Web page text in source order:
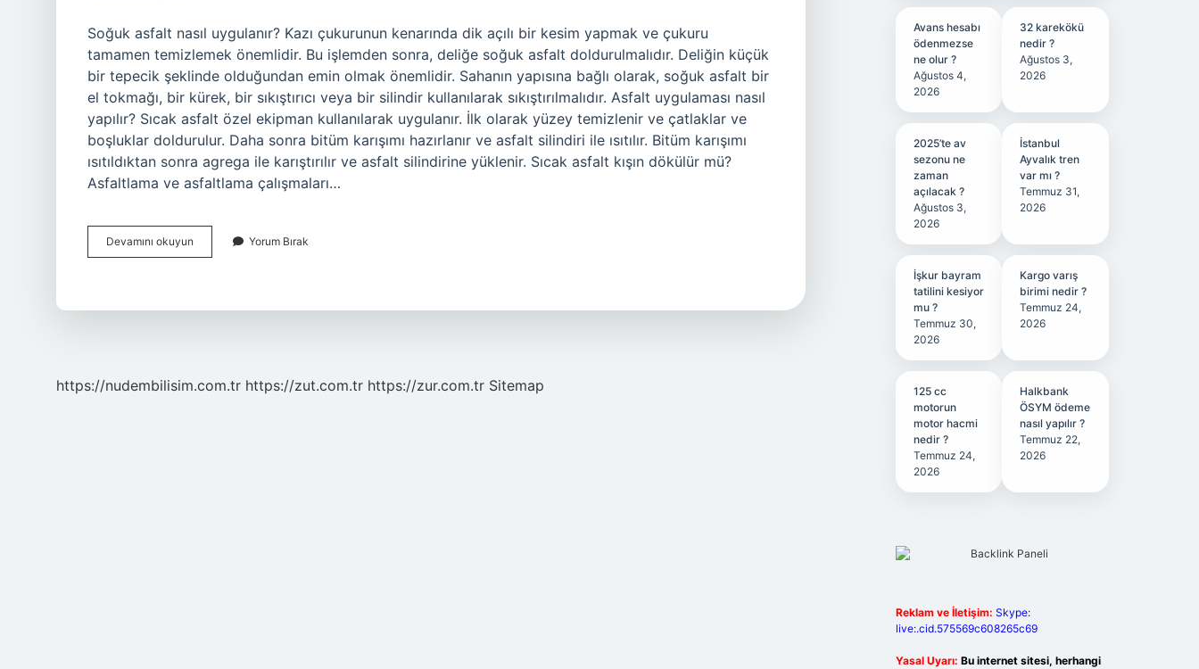
Soğuk asfalt nasıl uygulanır? Kazı çukurunun kenarında dik açılı bir kesim yapmak ve çukuru
tamamen temizlemek önemlidir. Bu işlemden sonra, deliğe soğuk asfalt doldurulmalıdır. Deliğin küçük
bir tepecik şeklinde olduğundan emin olmak önemlidir. Sahanın yapısına bağlı olarak, soğuk asfalt bir
el tokmağı, bir kürek, bir sıkıştırıcı veya bir silindir kullanılarak sıkıştırılmalıdır. Asfalt uygulaması nasıl
yapılır? Sıcak asfalt özel ekipman kullanılarak uygulanır. İlk olarak yüzey temizlenir ve çatlaklar ve
boşluklar doldurulur. Daha sonra bitüm karışımı hazırlanır ve asfalt silindiri ile ısıtılır. Bitüm karışımı
ısıtıldıktan sonra agrega ile karıştırılır ve asfalt silindirine yüklenir. Sıcak asfalt kışın dökülür mü?
Asfaltlama ve asfaltlama çalışmaları…
Devamını okuyun
Asfalt
Yorum Bırak
https://nudembilisim.com.tr https://zut.com.tr https://zur.com.tr Sitemap
Avans hesabı
ödenmezse
ne olur ?
Ağustos 4,
2026
32 karekökü
nedir ?
Ağustos 3,
2026
2025’te av
sezonu ne
zaman
açılacak ?
Ağustos 3,
2026
İstanbul
Ayvalık tren
var mı ?
Temmuz 31,
2026
İşkur bayram
tatilini kesiyor
mu ?
Temmuz 30,
2026
Kargo varış
birimi nedir ?
Temmuz 24,
2026
125 cc
motorun
motor hacmi
nedir ?
Temmuz 24,
2026
Halkbank
ÖSYM ödeme
nasıl yapılır ?
Temmuz 22,
2026
Reklam ve İletişim: Skype:
live:.cid.575569c608265c69
Yasal Uyarı: Bu internet sitesi, herhangi